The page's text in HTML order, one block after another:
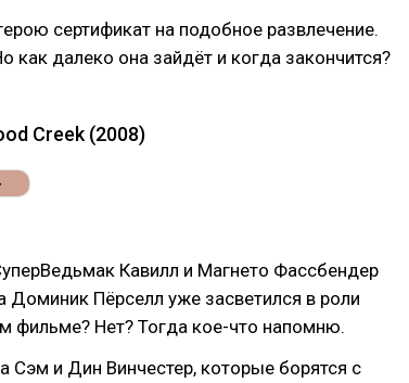
сертификат на подобное развлечение.
как далеко она зайдёт и когда закончится?
Creek (2008)
Кавилл и Магнето Фассбендер
Доминик Пёрселл уже засветился в роли
фильме? Нет? Тогда кое-что напомню.
Сэм и Дин Винчестер, которые борятся с